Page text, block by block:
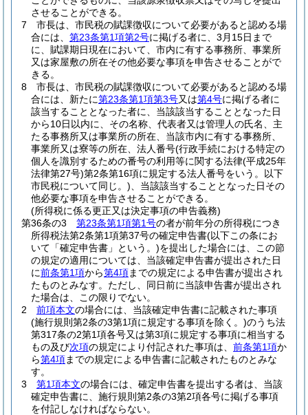
させることができる。
7
市長は、市民税の賦課徴収について必要があると認める場
合には、 第23条第1項第2号に掲げる者に、3月15日まで
に、賦課期日現在において、市内に有する事務所、事業所
又は家屋敷の所在その他必要な事項を申告させることがで
きる。
8
市長は、市民税の賦課徴収について必要があると認める場
合には、新たに第23条第1項第3号又は第4号に掲げる者に
該当することとなった者に、当該該当することとなった日
から10日以内に、その名称、代表者又は管理人の氏名、主
たる事務所又は事業所の所在、当該市内に有する事務所、
事業所又は寮等の所在、法人番号(行政手続における特定の
個人を識別するための番号の利用等に関する法律(平成25年
法律第27号)第2条第16項に規定する法人番号をいう。以下
市民税について同じ。) 、当該該当することとなった日その
他必要な事項を申告させることができる。
(所得税に係る更正又は決定事項の申告義務)
第36条の3
第23条第1項第1号の者が前年分の所得税につき
所得税法第2条第1項第37号の確定申告書(以下この条にお
いて「確定申告書」という。)を提出した場合には、この節
の規定の適用については、当該確定申告書が提出された日
に前条第1項から第4項までの規定による申告書が提出され
たものとみなす。 ただし、同日前に当該申告書が提出され
た場合は、この限りでない。
2
前項本文の場合には、当該確定申告書に記載された事項
(施行規則第2条の3第1項に規定する事項を除く。)のうち法
第317条の2第1項各号又は第3項に規定する事項に相当する
もの及び次項の規定により付記された事項は、 前条第1項か
ら第4項までの規定による申告書に記載されたものとみな
す。
3
第1項本文の場合には、確定申告書を提出する者は、当該
確定申告書に、施行規則第2条の3第2項各号に掲げる事項
を付記しなければならない。